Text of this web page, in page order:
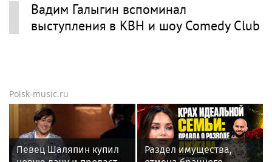
Вадим Галыгин вспоминал
выступления в КВН и шоу Comedy Club
Poisk-music.ru
Певец Шаляпин купил
Раздел имущества,